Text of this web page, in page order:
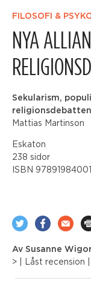
FILOSOFI &
NYA
Sekularism,
religionsdebatten
Mattias Martinson
Eskaton
238 sidor
ISBN
Av Susanne
>
| Låst recension